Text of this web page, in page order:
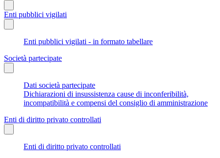
Enti pubblici vigilati
Enti pubblici vigilati - in formato tabellare
Società partecipate
Dati società partecipate
Dichiarazioni di insussistenza cause di inconferibilità,
incompatibilità e compensi del consiglio di amministrazione
Enti di diritto privato controllati
Enti di diritto privato controllati